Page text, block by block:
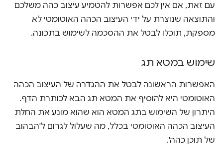
עם זאת, אם אין לכם אפשרות להטמיע עיצוב כהה משלכם
והתוצאה שנוצרת על ידי העיצוב הכהה האוטומטי לא
מספקת, תוכלו לבטל את ההסכמה לשימוש בתכונה.
שימוש במטא תג
האפשרות הראשונה לבטל את ההגדרה של העיצוב הכהה
האוטומטי היא להוסיף את המטא תג הבא לכותרת הדף.
היתרון של השימוש בתג המטא הוא שהוא מונע את החלת
העיצוב הכהה האוטומטי בכלל, מה שעלול לגרום ל'הבהוב
של תוכן כהה'.